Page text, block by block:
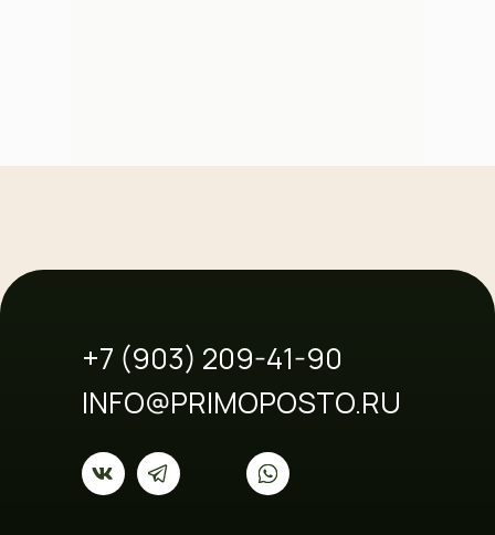
INFO@PRIMOPOSTO.RU
+7 (903) 209-41-90